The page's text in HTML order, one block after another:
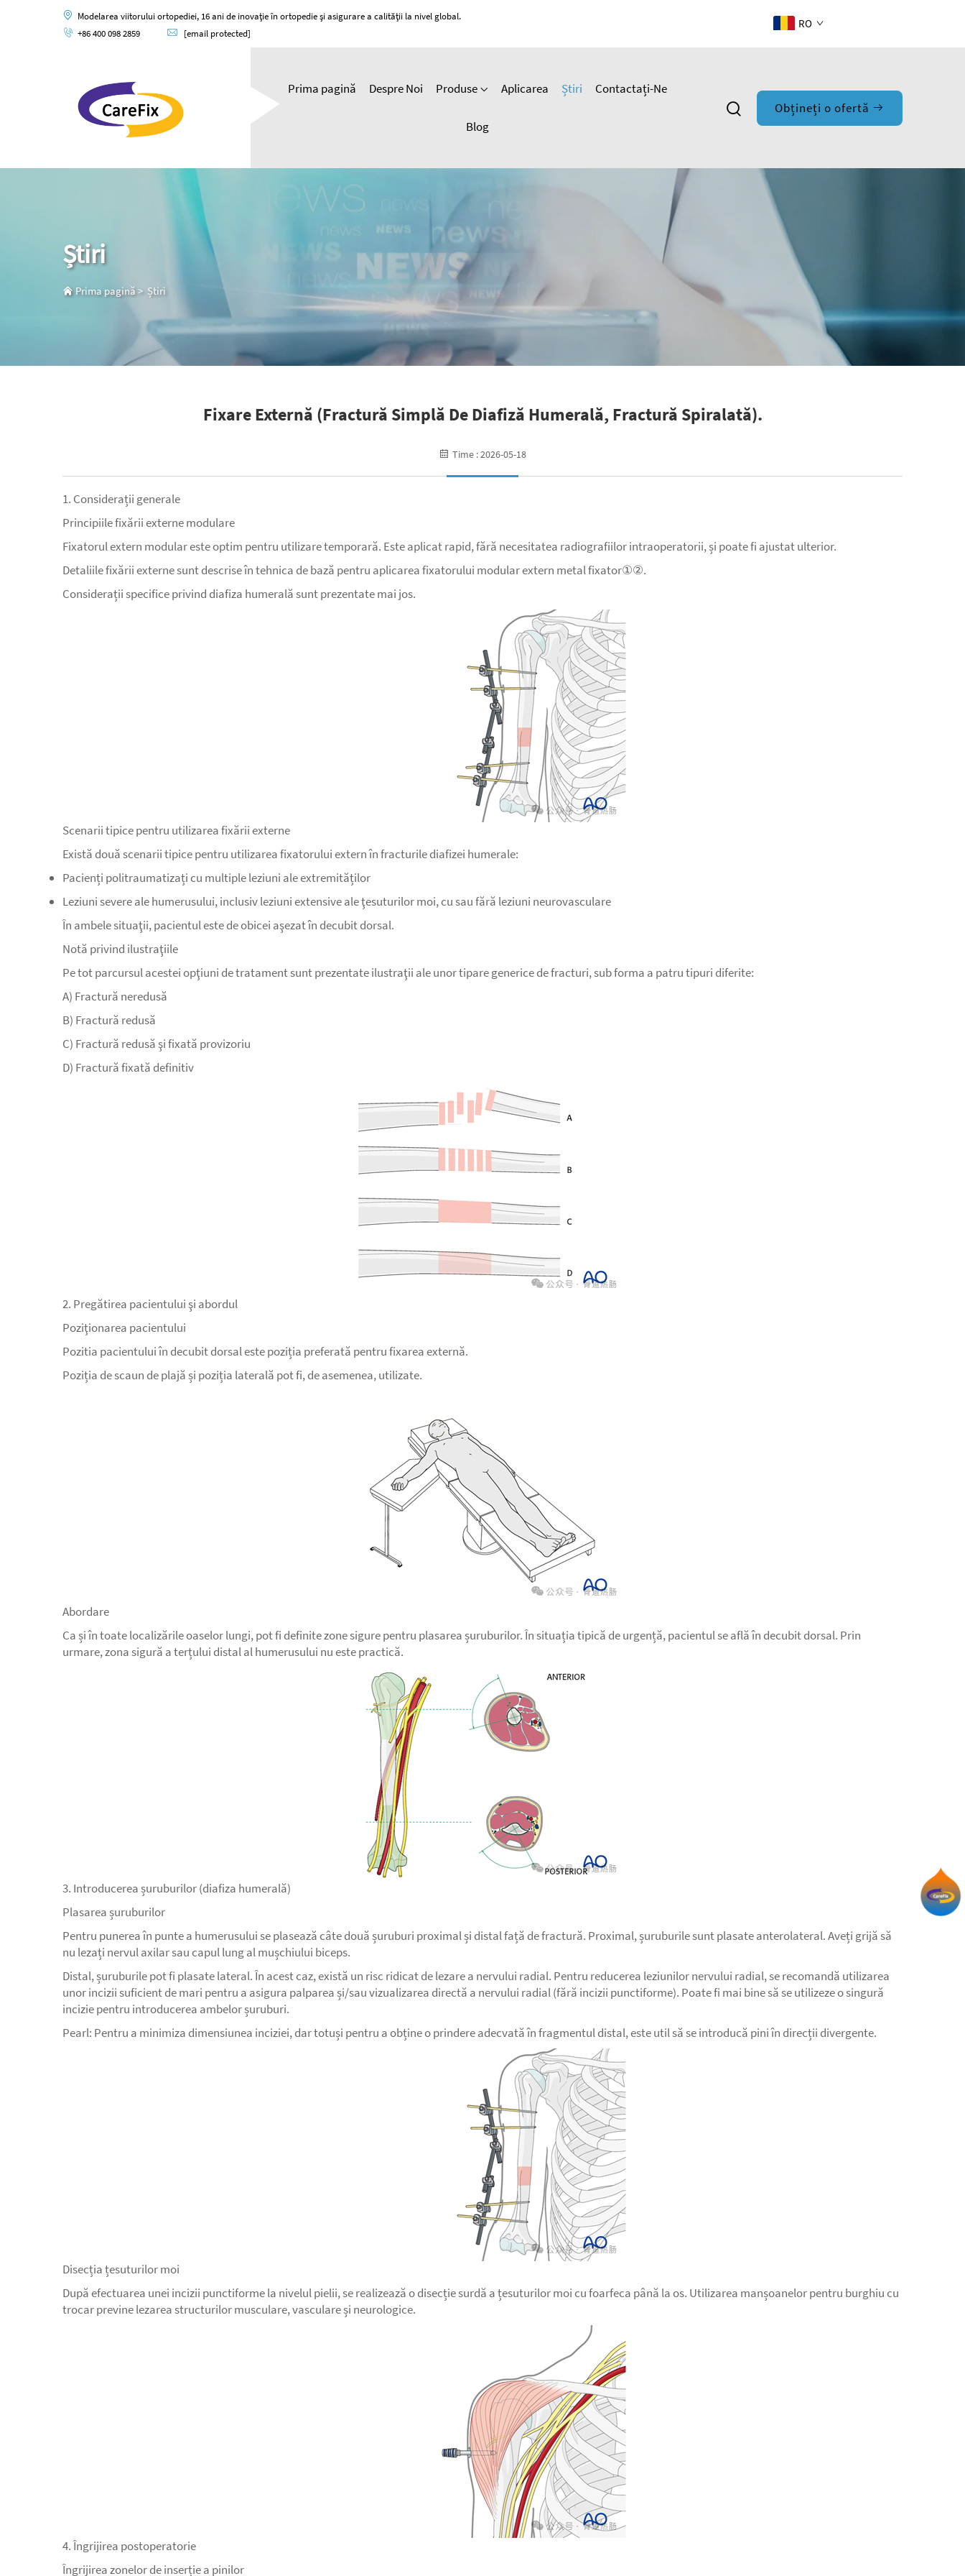
Modelarea viitorului ortopediei, 16 ani de inovație în ortopedie și asigurare a calității la nivel global.
+86 400 098 2859
[email protected]
RO
Prima pagină Despre Noi Produse Aplicarea Știri Contactați-Ne
Blog
Obțineți o ofertă
Știri
Prima pagină> Știri
Fixare Externă (fractură Simplă De Diafiză Humerală, Fractură Spiralată).
Time : 2026-05-18
1. Considerații generale
Principiile fixării externe modulare
Fixatorul extern modular este optim pentru utilizare temporară. Este aplicat rapid, fără necesitatea radiografiilor intraoperatorii, și poate fi ajustat ulterior.
Detaliile fixării externe sunt descrise în tehnica de bază pentru aplicarea fixatorului modularextern metalfixator①②.
Considerații specifice privind diafiza humerală sunt prezentate mai jos.
Scenarii tipice pentru utilizarea fixării externe
Există două scenarii tipice pentru utilizarea fixatorului extern în fracturile diafizei humerale:
Pacienți politraumatizați cu multiple leziuni ale extremităților
Leziuni severe ale humerusului, inclusiv leziuni extensive ale ţesuturilor moi, cu sau fără leziuni neurovasculare
În ambele situaţii, pacientul este de obicei aşezat în decubit dorsal.
Notă privind ilustraţiile
Pe tot parcursul acestei opţiuni de tratament sunt prezentate ilustraţii ale unor tipare generice de fracturi, sub forma a patru tipuri diferite:
A) Fractură neredusă
B) Fractură redusă
C) Fractură redusă şi fixată provizoriu
D) Fractură fixată definitiv
2. Pregătirea pacientului şi abordul
Poziţionarea pacientului
Pozitia pacientului în decubit dorsal este poziția preferată pentru fixarea externă.
Poziția de scaun de plajă și poziția laterală pot fi, de asemenea, utilizate.
Abordare
Ca și în toate localizările oaselor lungi, pot fi definite zone sigure pentru plasarea șuruburilor. În situația tipică de urgență, pacientul se află în decubit dorsal. Prin
urmare, zona sigură a terțului distal al humerusului nu este practică.
3. Introducerea șuruburilor (diafiza humerală)
Plasarea șuruburilor
Pentru punerea în punte a humerusului se plasează câte două șuruburi proximal și distal față de fractură. Proximal, șuruburile sunt plasate anterolateral. Aveți grijă să
nu lezați nervul axilar sau capul lung al mușchiului biceps.
Distal, șuruburile pot fi plasate lateral. În acest caz, există un risc ridicat de lezare a nervului radial. Pentru reducerea leziunilor nervului radial, se recomandă utilizarea
unor incizii suficient de mari pentru a asigura palparea și/sau vizualizarea directă a nervului radial (fără incizii punctiforme). Poate fi mai bine să se utilizeze o singură
incizie pentru introducerea ambelor șuruburi.
Pearl: Pentru a minimiza dimensiunea inciziei, dar totuși pentru a obține o prindere adecvată în fragmentul distal, este util să se introducă pini în direcții divergente.
Disecția țesuturilor moi
După efectuarea unei incizii punctiforme la nivelul pielii, se realizează o disecție surdă a țesuturilor moi cu foarfeca până la os. Utilizarea manșoanelor pentru burghiu cu
trocar previne lezarea structurilor musculare, vasculare și neurologice.
4. Îngrijirea postoperatorie
Îngrijirea zonelor de inserție a pinilor